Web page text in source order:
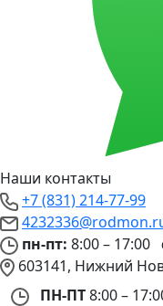
Наши контакты
+7 (831) 214-77-99
пн-пт: 8:00 – 17:00
603141, Нижний
ПН-ПТ8:00 –